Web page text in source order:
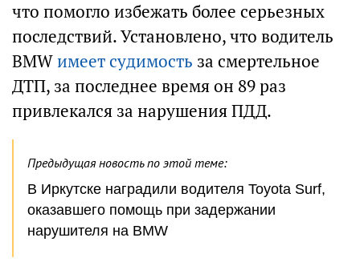
что помогло избежать более серьезных
последствий. Установлено, что водитель
BMWимеет судимость за смертельное
ДТП, за последнее время он 89 раз
привлекался за нарушения ПДД.
Предыдущая новость по этой теме:
В Иркутске наградили водителя Toyota Surf,
оказавшего помощь при задержании
нарушителя на BMW